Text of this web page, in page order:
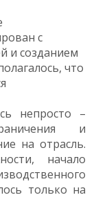
с
и созданием
что
непросто –
и
на отрасль.
начало
только на